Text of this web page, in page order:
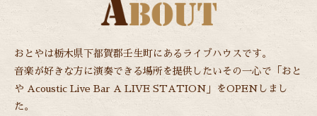
おとやは栃木県下都賀郡壬生町にあるライブハウスです。
音楽が好きな方に演奏できる場所を提供したいその一心で 「おと
や Acoustic Live Bar A LIVE STATION」をOPENしまし
た。